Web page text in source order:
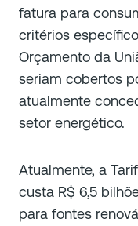
fatura para
critérios
Orçamento da
seriam cobertos
atualmente
setor energético.
Atualmente, a
custa R$ 6,5
para fontes